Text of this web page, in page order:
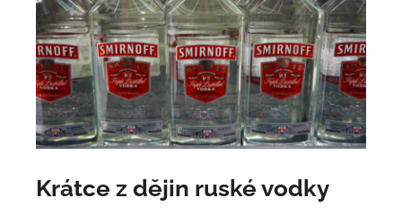
Krátce z dějin ruské vodky